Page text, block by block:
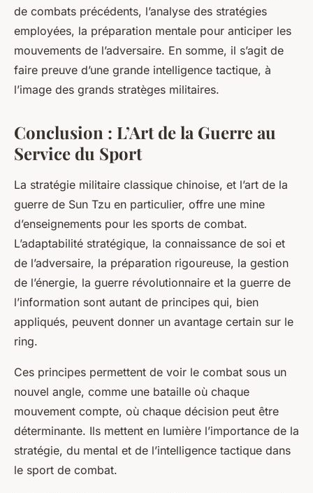
de combats précédents, l’analyse des stratégies
employées, la préparation mentale pour anticiper les
mouvements de l’adversaire. En somme, il s’agit de
faire preuve d’une grande intelligence tactique, à
l’image des grands stratèges militaires.
Conclusion : L’Art de la Guerre au
Service du Sport
La stratégie militaire classique chinoise, et l’art de la
guerre de Sun Tzu en particulier, offre une mine
d’enseignements pour les sports de combat.
L’adaptabilité stratégique, la connaissance de soi et
de l’adversaire, la préparation rigoureuse, la gestion
de l’énergie, la guerre révolutionnaire et la guerre de
l’information sont autant de principes qui, bien
appliqués, peuvent donner un avantage certain sur le
ring.
Ces principes permettent de voir le combat sous un
nouvel angle, comme une bataille où chaque
mouvement compte, où chaque décision peut être
déterminante. Ils mettent en lumière l’importance de la
stratégie, du mental et de l’intelligence tactique dans
le sport de combat.